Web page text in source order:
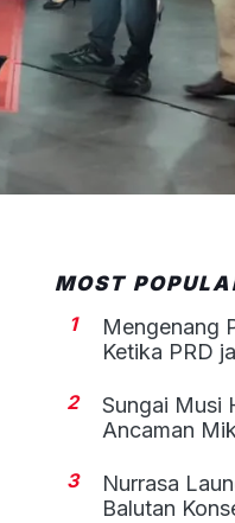
MOST
1
Mengenang
Ketika PRD
2
Sungai Musi
Ancaman
3
Nurrasa
Balutan